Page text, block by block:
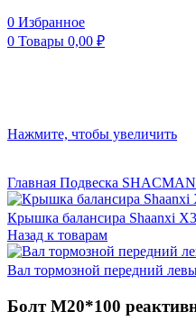
0 Избранное
0 Товары 0,00 ₽
Нажмите, чтобы увеличить
Главная Подвеска SHACMAN
Крышка балансира Shaanxi
Назад к товарам
Вал тормозной передний
Болт М20*100